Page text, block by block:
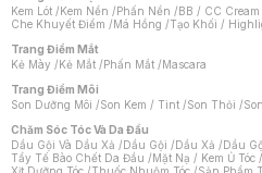
Kem Lót /Kem Nền /Phấn Nền /BB / CC Cream
Che Khuyết Điểm /Má Hồng /Tạo Khối /
Trang Điểm Mắt
Kẻ Mày /Kẻ Mắt /Phấn Mắt /Mascara
Trang Điểm Môi
Son Dưỡng Môi /Son Kem / Tint /Son Thỏi /
Chăm Sóc Tóc Và Da Đầu
Dầu Gội Và Dầu Xả /Dầu Gội /Dầu Xả /Dầu
Tẩy Tế Bào Chết Da Đầu /Mặt Nạ / Kem Ủ Tóc /